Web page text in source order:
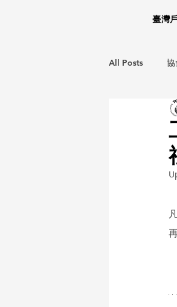
臺灣
All Posts
龍洞岩場
生態保育